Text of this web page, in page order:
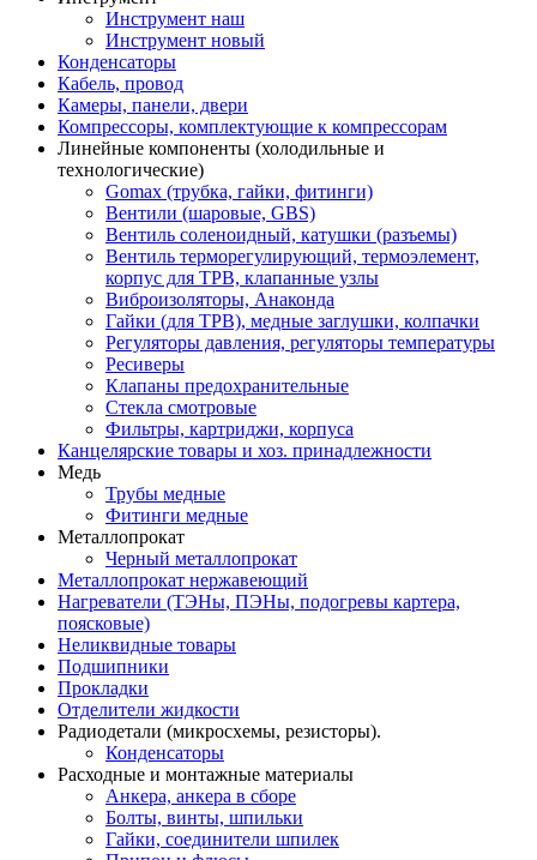
Инструмент наш
Инструмент новый
Конденсаторы
Кабель, провод
Камеры, панели, двери
Компрессоры, комплектующие к компрессорам
Линейные компоненты (холодильные и
технологические)
Gomax (трубка, гайки, фитинги)
Вентили (шаровые, GBS)
Вентиль соленоидный, катушки (разъемы)
Вентиль терморегулирующий, термоэлемент,
корпус для ТРВ, клапанные узлы
Виброизоляторы, Анаконда
Гайки (для ТРВ), медные заглушки, колпачки
Регуляторы давления, регуляторы температуры
Ресиверы
Клапаны предохранительные
Стекла смотровые
Фильтры, картриджи, корпуса
Канцелярские товары и хоз. принадлежности
Медь
Трубы медные
Фитинги медные
Металлопрокат
Черный металлопрокат
Металлопрокат нержавеющий
Нагреватели (ТЭНы, ПЭНы, подогревы картера,
поясковые)
Неликвидные товары
Подшипники
Прокладки
Отделители жидкости
Радиодетали (микросхемы, резисторы).
Конденсаторы
Расходные и монтажные материалы
Анкера, анкера в сборе
Болты, винты, шпильки
Гайки, соединители шпилек